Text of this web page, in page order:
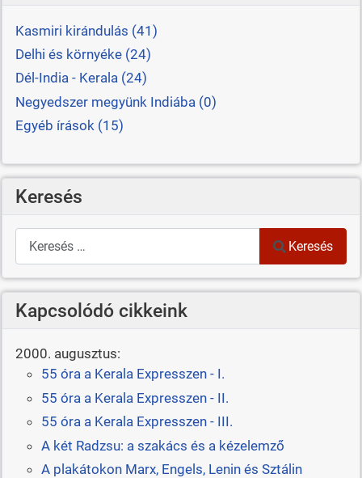
Kasmiri kirándulás (41)
Delhi és környéke (24)
Dél-India - Kerala (24)
Negyedszer megyünk Indiába (0)
Egyéb írások (15)
Keresés
Keresés
Keresés
Kapcsolódó cikkeink
2000. augusztus:
55 óra a Kerala Expresszen - I.
55 óra a Kerala Expresszen - II.
55 óra a Kerala Expresszen - III.
A két Radzsu: a szakács és a kézelemző
A plakátokon Marx, Engels, Lenin és Sztálin